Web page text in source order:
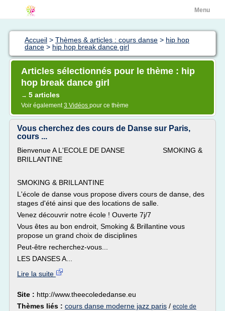
Menu
Accueil > Thèmes & articles : cours danse > hip hop
dance > hip hop break dance girl
Articles sélectionnés pour le thème : hip
hop break dance girl
→ 5 articles
Voir également3 Vidéos pour ce thème
Vous cherchez des cours de Danse sur Paris,
cours ...
Bienvenue A L'ECOLE DE DANSE SMOKING &
BRILLANTINE
SMOKING & BRILLANTINE
L'école de danse vous propose divers cours de danse, des
stages d'été ainsi que des locations de salle.
Venez découvrir notre école ! Ouverte 7j/7
Vous êtes au bon endroit, Smoking & Brillantine vous
propose un grand choix de disciplines
Peut-être recherchez-vous...
LES DANSES A...
Lire la suite
Site : http://www.theecolededanse.eu
Thèmes liés : cours danse moderne jazz paris / ecole de